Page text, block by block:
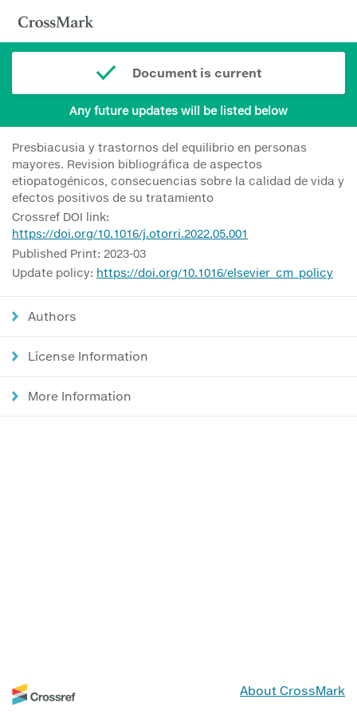
Document is current
Any future updates will be listed below
Presbiacusia y trastornos del equilibrio en personas
mayores. Revision bibliográfica de aspectos
etiopatogénicos, consecuencias sobre la calidad de vida y
efectos positivos de su tratamiento
Crossref DOI link:
https://doi.org/10.1016/j.otorri.2022.05.001
Published Print: 2023-03
Update policy: https://doi.org/10.1016/elsevier_cm_policy
Authors
License Information
More Information
About CrossMark